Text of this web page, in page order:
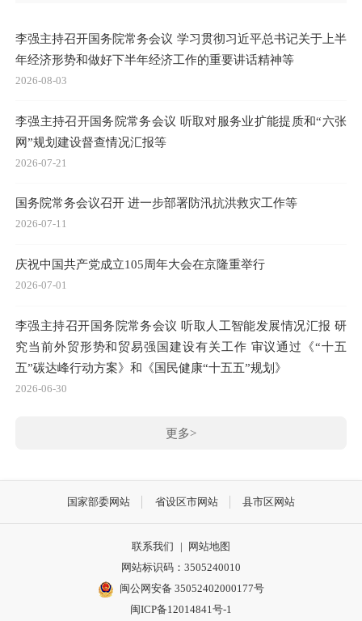
李强主持召开国务院常务会议 学习贯彻习近平总书记关于上半
年经济形势和做好下半年经济工作的重要讲话精神等
2026-08-03
李强主持召开国务院常务会议 听取对服务业扩能提质和“六张
网”规划建设督查情况汇报等
2026-07-21
国务院常务会议召开 进一步部署防汛抗洪救灾工作等
2026-07-11
庆祝中国共产党成立105周年大会在京隆重举行
2026-07-01
李强主持召开国务院常务会议 听取人工智能发展情况汇报 研
究当前外贸形势和贸易强国建设有关工作 审议通过《“十五
五”碳达峰行动方案》和《国民健康“十五五”规划》
2026-06-30
更多>
国家部委网站 省设区市网站 县市区网站
联系我们 |
网站地图
网站标识码：3505240010
闽公网安备 35052402000177号
闽ICP备12014841号-1